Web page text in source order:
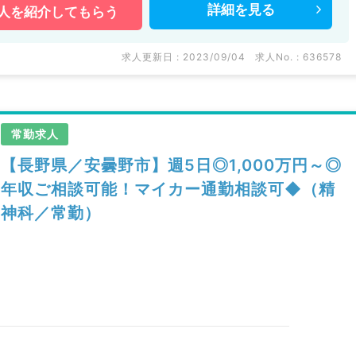
を紹介してもらう 詳細を 見る
求人更新日 : 2023/09/04 求人No. : 636578
常勤求人
【長野県／安曇野市】週5日◎1,000万円～◎
年収ご相談可能！マイカー通勤相談可◆（精
神科／常勤）